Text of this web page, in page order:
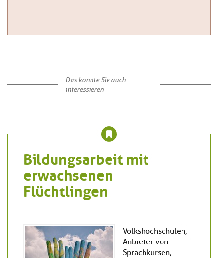
Das könnte Sie auch
interessieren
Bildungsarbeit mit
erwachsenen
Flüchtlingen
Volkshochschulen,
Anbieter von
Sprachkursen,